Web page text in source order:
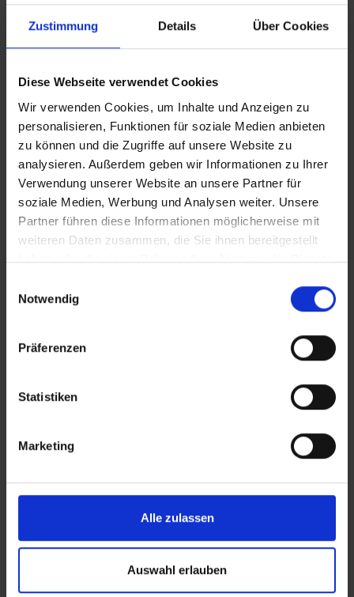
Zustimmung Details Über Cookies
Diese Webseite verwendet Cookies
Wir verwenden Cookies, um Inhalte und Anzeigen zu
personalisieren, Funktionen für soziale Medien anbieten
zu können und die Zugriffe auf unsere Website zu
analysieren. Außerdem geben wir Informationen zu Ihrer
Verwendung unserer Website an unsere Partner für
soziale Medien, Werbung und Analysen weiter. Unsere
Partner führen diese Informationen möglicherweise mit
weiteren Daten zusammen, die Sie ihnen bereitgestellt
haben oder die sie im Rahmen Ihrer Nutzung der Dienste
Notwendig
Präferenzen
Statistiken
Marketing
Alle zulassen
Auswahl erlauben
So, 21.9. 02:00-06:00 Eurosport
10:30-12:00
12:05-14:30 ARD
23:00-00:00 Eurosport
Zurück
(© LVSA )